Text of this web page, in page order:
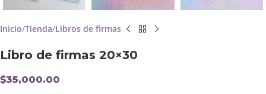
Inicio Tienda Libros de firmas
Libro de firmas 20×30
$35,000.00